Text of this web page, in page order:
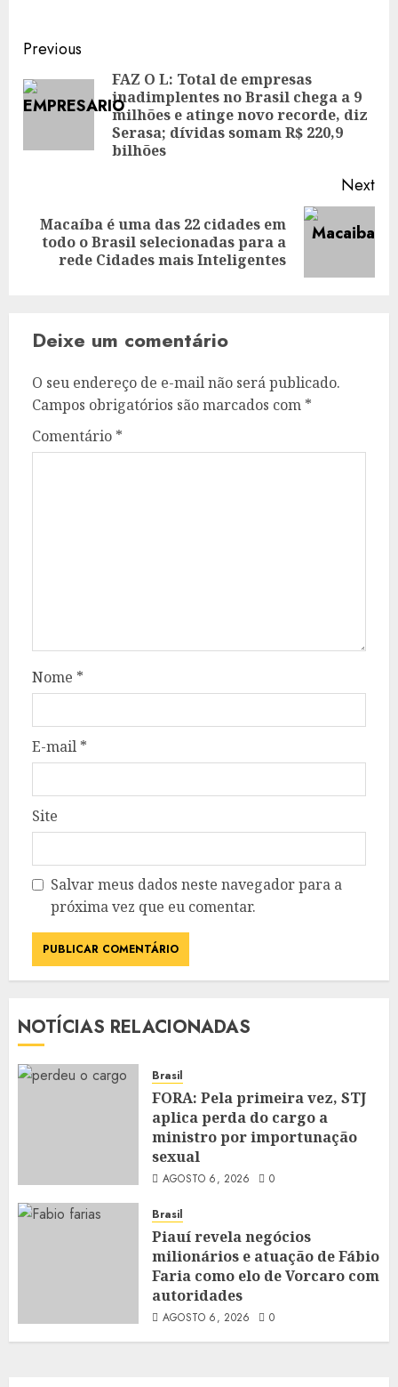
Post
navigation
Previous
FAZ O L: Total de empresas
inadimplentes no Brasil chega a 9
milhões e atinge novo recorde, diz
Serasa; dívidas somam R$ 220,9
bilhões
Next
Next
post:
Macaíba é uma das 22 cidades em
todo o Brasil selecionadas para a
rede Cidades mais Inteligentes
Deixe um comentário
O seu endereço de e-mail não será publicado.
Campos obrigatórios são marcados com *
Comentário *
Nome *
E-mail *
Site
Salvar meus dados neste navegador para a
próxima vez que eu comentar.
NOTÍCIAS RELACIONADAS
Brasil
FORA: Pela primeira vez, STJ
aplica perda do cargo a
ministro por importunação
sexual
AGOSTO 6, 2026 0
Brasil
Piauí revela negócios
milionários e atuação de Fábio
Faria como elo de Vorcaro com
autoridades
AGOSTO 6, 2026 0